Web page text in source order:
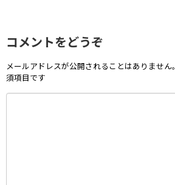
コメントをどうぞ
メールアドレスが公開されることはありません。
須項目です